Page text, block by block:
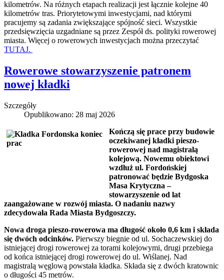
kilometrów. Na różnych etapach realizacji jest łącznie kolejne 40
kilometrów tras. Priorytetowymi inwestycjami, nad którymi
pracujemy są zadania zwiększające spójność sieci. Wszystkie
przedsięwzięcia uzgadniane są przez Zespół ds. polityki rowerowej
miasta. Więcej o rowerowych inwestycjach można przeczytać
TUTAJ.
Rowerowe stowarzyszenie patronem
nowej kładki
Szczegóły
Opublikowano: 28 maj 2026
Kończą się prace przy budowie
oczekiwanej kładki pieszo-
rowerowej nad magistralą
kolejową. Nowemu obiektowi
wzdłuż ul. Fordońskiej
patronować będzie Bydgoska
Masa Krytyczna –
stowarzyszenie od lat
zaangażowane w rozwój miasta. O nadaniu nazwy
zdecydowała Rada Miasta Bydgoszczy.
Nowa droga pieszo-rowerowa ma długość około 0,6 km i składa
się dwóch odcinków. Pierwszy biegnie od ul. Sochaczewskiej do
istniejącej drogi rowerowej za torami kolejowymi, drugi przebiega
od końca istniejącej drogi rowerowej do ul. Wiślanej. Nad
magistralą węglową powstała kładka. Składa się z dwóch kratownic
o długości 45 metrów.